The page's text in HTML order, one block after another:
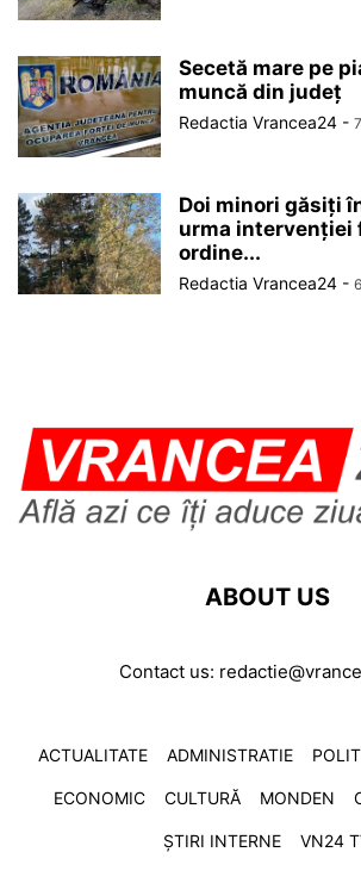
Secetă mare pe
muncă din județ
Redactia Vrancea24 -
Doi minori găsiți
urma intervenției
ordine...
Redactia Vrancea24 -
ABOUT US
Contact us:
ACTUALITATE ADMINISTRATIE
ECONOMIC CULTURĂ MONDEN
ȘTIRI INTERNE VN24